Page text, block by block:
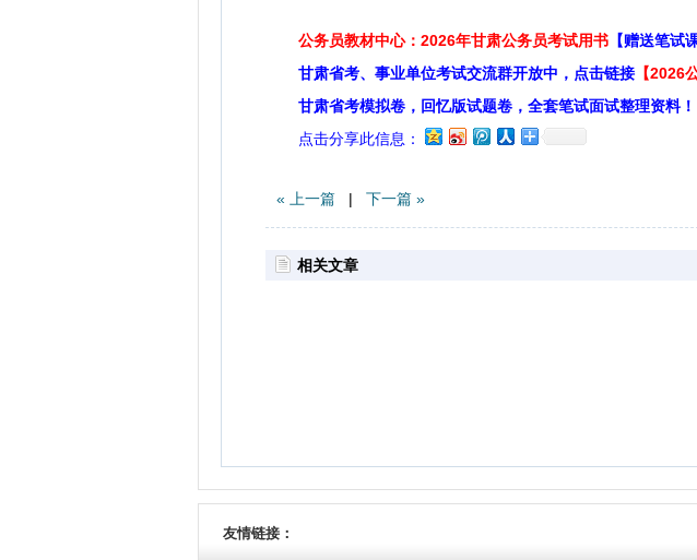
公务员教材中心：2026年甘肃公务员考试用书 【赠送笔试
甘肃省考、事业单位考试交流群开放中，点击链接 【2026
甘肃省考模拟卷，回忆版试题卷，全套笔试面试整理资料！
点击分享此信息：
« 上一篇 | 下一篇 »
相关文章
友情链接：